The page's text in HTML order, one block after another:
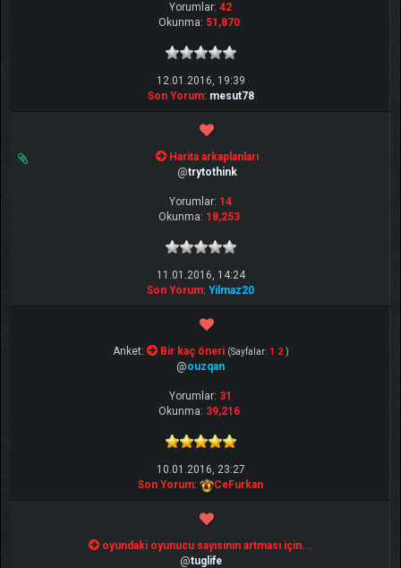
Yorumlar: 42
Okunma: 51,870
12.01.2016, 19:39
Son Yorum: mesut78
Harita arkaplanları
@trytothink
Yorumlar: 14
Okunma: 18,253
11.01.2016, 14:24
Son Yorum: Yilmaz20
Anket: Bir kaç öneri (Sayfalar: 1 2 )
@ouzqan
Yorumlar: 31
Okunma: 39,216
10.01.2016, 23:27
Son Yorum: CeFurkan
oyundaki oyunucu sayısının artması için...
@tuglife